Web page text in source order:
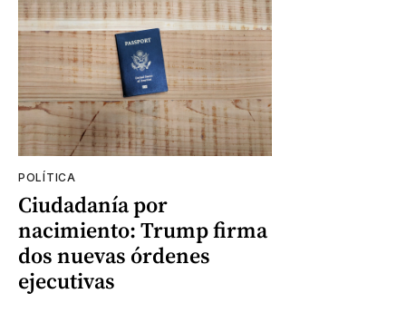
POLÍTICA
Ciudadanía por
nacimiento: Trump firma
dos nuevas órdenes
ejecutivas